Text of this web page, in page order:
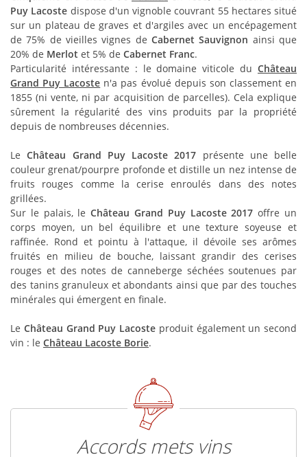
Puy Lacoste dispose d'un vignoble couvrant 55 hectares situé
sur un plateau de graves et d'argiles avec un encépagement
de 75% de vieilles vignes de Cabernet Sauvignon ainsi que
20% de Merlot et 5% de Cabernet Franc.
Particularité intéressante : le domaine viticole du Château
Grand Puy Lacoste n'a pas évolué depuis son classement en
1855 (ni vente, ni par acquisition de parcelles). Cela explique
sûrement la régularité des vins produits par la propriété
depuis de nombreuses décennies.
LeChâteau Grand Puy Lacoste 2017 présente une belle
couleur grenat/pourpre profonde et distille un nez intense de
fruits rouges comme la cerise enroulés dans des notes
grillées.
Sur le palais, leChâteau Grand Puy Lacoste 2017 offre un
corps moyen, un bel équilibre et une texture soyeuse et
raffinée. Rond et pointu à l'attaque, il dévoile ses arômes
fruités en milieu de bouche, laissant grandir des cerises
rouges et des notes de canneberge séchées soutenues par
des tanins granuleux et abondants ainsi que par des touches
minérales qui émergent en finale.
Le Château Grand Puy Lacoste produit également un second
vin : le Château Lacoste Borie.
Accords mets vins